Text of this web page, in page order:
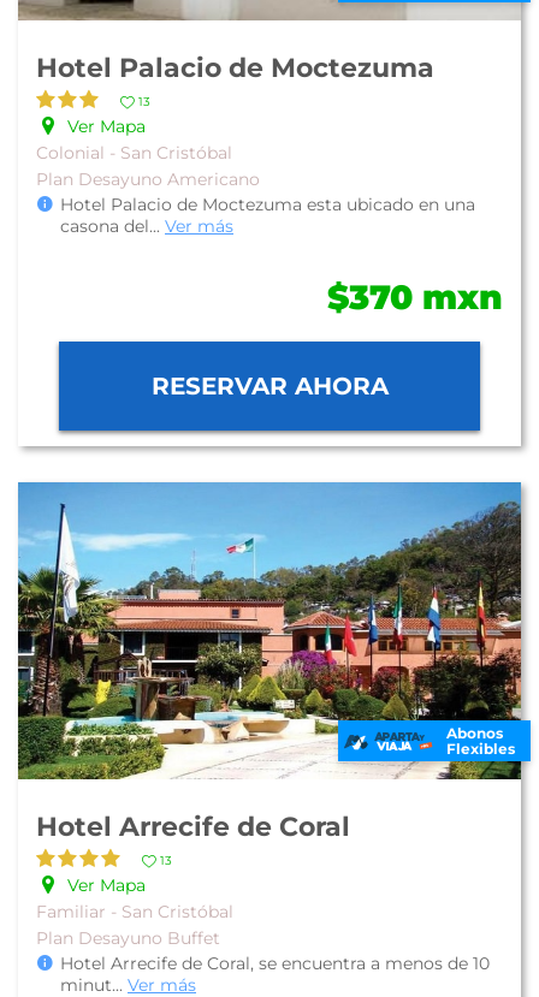
Hotel Palacio de Moctezuma
13
Ver Mapa
Colonial - San Cristóbal
Plan Desayuno Americano
Hotel Palacio de Moctezuma esta ubicado en una
casona del... Ver más
$370 mxn
RESERVAR AHORA
Abonos
Flexibles
Hotel Arrecife de Coral
13
Ver Mapa
Familiar - San Cristóbal
Plan Desayuno Buffet
Hotel Arrecife de Coral, se encuentra a menos de 10
minut... Ver más